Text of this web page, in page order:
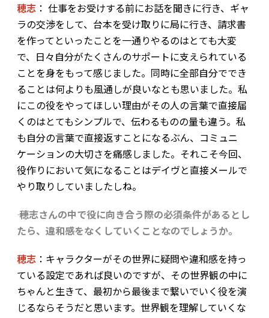
穂志： 仕事をお受けする前にお話を聞きに行き、ギャ
ラの交渉をして、台本を受け取りに局に行き、請求書
を作って――といったことを一通りやるのはとても大変
で、日々自分がたくさんのサポートに支えられている
ことを身をもって感じました。同時に全部自分ででき
ることは何よりも風通しが良いなとも思いました。私
にこの役をやってほしい理由がその人の言葉で直接届
くのはとてもシンプルで、伝わるものの量も違う。私
も自分の言葉で直接返すことになるぶん、コミュニ
ケーションの大切さを痛感しました。それこそ今回、
役作りにおいて気になることはデイヴと直接メールで
やり取りしていましたしね。
―― 穂志さんの中で役に向き合う際の必須条件があるとし
たら、違和感をなくしていくことなのでしょうか。
穂志：キャラクターがその世界に疑問や違和感を持っ
ている設定であれば良いのですが、その世界観の中に
ちゃんと生きて、最初から最後まで繋いでいく役を演
じるならそうだと思います。世界観を理解していくな